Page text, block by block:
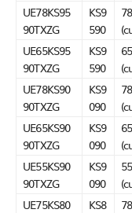
UE78KS95
90TXZG
KS9
590
UE65KS95
90TXZG
KS9
590
UE78KS90
90TXZG
KS9
090
UE65KS90
90TXZG
KS9
090
UE55KS90
90TXZG
KS9
090
UE75KS80
KS8